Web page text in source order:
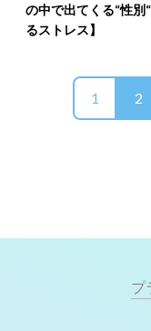
の中で出てくる“性別
るストレス】
1 2
プ